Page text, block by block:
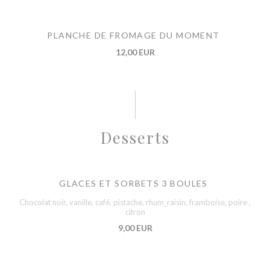
PLANCHE DE FROMAGE DU MOMENT
12,00 EUR
Desserts
GLACES ET SORBETS 3 BOULES
Chocolat noir, vanille, café, pistache, rhum_raisin, framboise, poire ,
citron
9,00 EUR